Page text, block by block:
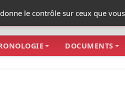
le contrôle sur ceux que
DOCUMENTS